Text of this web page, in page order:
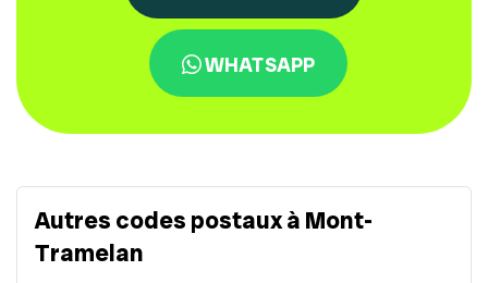
WHATSAPP
Autres codes postaux à Mont-
Tramelan